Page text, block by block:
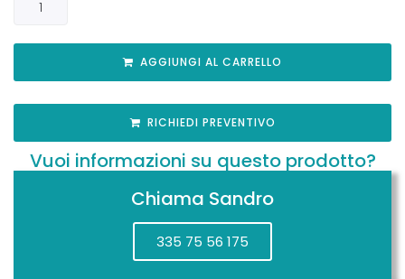
AGGIUNGI AL CARRELLO
RICHIEDI PREVENTIVO
Vuoi informazioni su questo prodotto?
Chiama Sandro
335 75 56 175